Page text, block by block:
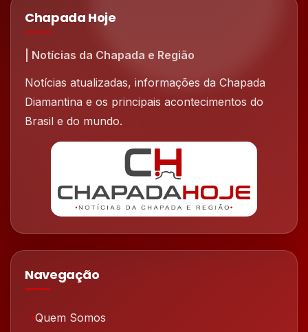
Chapada Hoje
| Notícias da Chapada e Região
Notícias atualizadas, informações da Chapada
Diamantina e os principais acontecimentos do
Brasil e do mundo.
Navegação
Quem Somos